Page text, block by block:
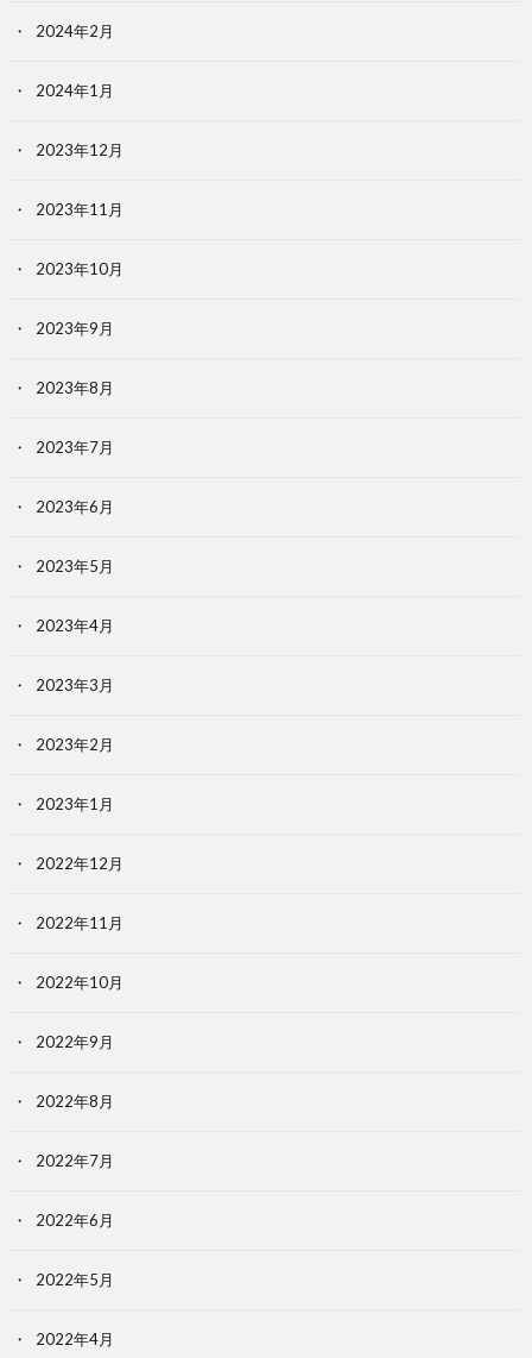
2024年2月
2024年1月
2023年12月
2023年11月
2023年10月
2023年9月
2023年8月
2023年7月
2023年6月
2023年5月
2023年4月
2023年3月
2023年2月
2023年1月
2022年12月
2022年11月
2022年10月
2022年9月
2022年8月
2022年7月
2022年6月
2022年5月
2022年4月